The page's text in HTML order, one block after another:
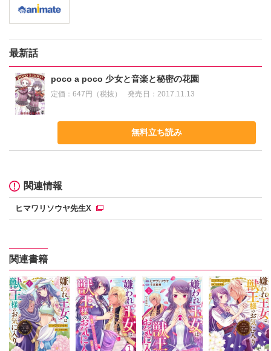
最新話
poco a poco 少女と音楽と秘密の花園
定価：647円（税抜） 発売日： 2017.11.13
無料立ち読み
関連情報
ヒマワリソウヤ先生X
関連書籍